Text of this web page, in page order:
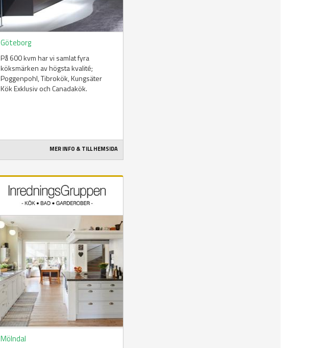
Göteborg
På 600 kvm har vi samlat fyra
köksmärken av högsta kvalité;
Poggenpohl, Tibrokök, Kungsäter
Kök Exklusiv och Canadakök.
MER INFO & TILL HEMSIDA
Mölndal